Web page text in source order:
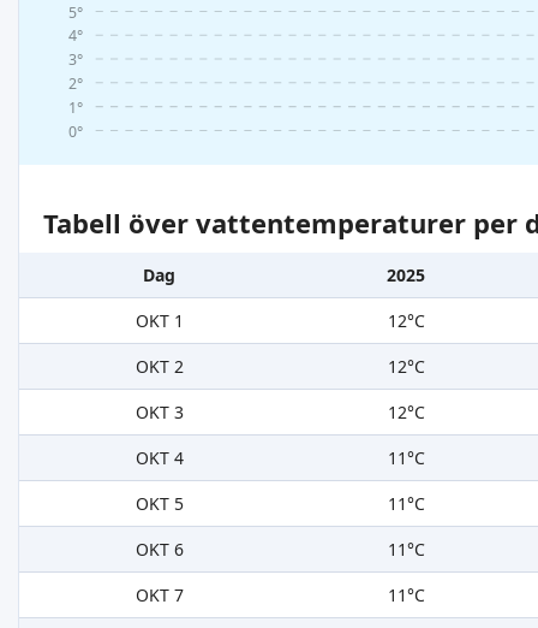
0°
1°
2°
3°
4°
5°
Tabell över vattentemperaturer per
Dag
2025
OKT 1
12°C
OKT 2
12°C
OKT 3
12°C
OKT 4
11°C
OKT 5
11°C
OKT 6
11°C
OKT 7
11°C